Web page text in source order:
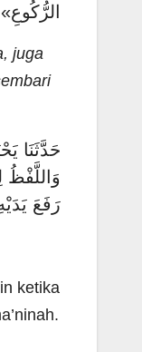
juga
حَدَّثَنَا
وَاللَّفْظُ
رَفَعَ
ketika